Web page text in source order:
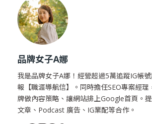
品牌女子A娜
我是品牌女子A娜！經營超過5萬追蹤IG帳
報【職涯導航信】。同時擔任SEO專案經理
牌做內容策略、讓網站排上Google首頁。
文章、Podcast 廣告、IG業配等合作。